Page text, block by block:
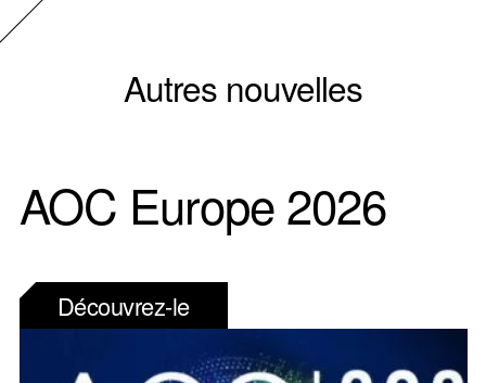
Autres nouvelles
AOC Europe 2026
Découvrez-le